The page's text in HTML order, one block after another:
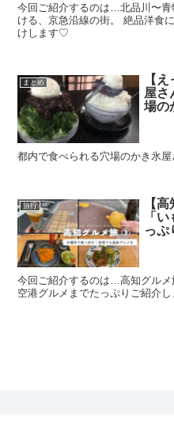
今回ご紹介するのは…北品川〜
ける、京急沿線の街。 絶品洋食
けします♡
まとめ
【
屋さ
場の
都内で食べられる穴場のかき氷
旅行
【
「
っぷ
今回ご紹介するのは…高知グル
空港グルメまでたっぷりご紹介